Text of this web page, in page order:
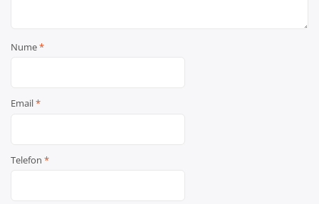
Nume*
Email*
Telefon *